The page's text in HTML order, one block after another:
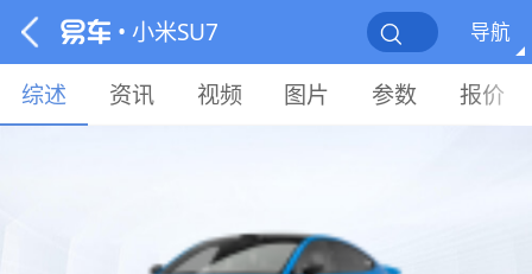
• 小米SU7 导航
综述 资讯 视频 图片 参数 报价